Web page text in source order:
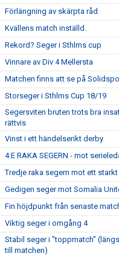
Förlängning av skärpta råd
Kvällens match inställd.
Rekord? Seger i Sthlms cup
Vinnare av Div 4 Mellersta
Matchen finns att se på
Storseger i Sthlms Cup 18/19
Segersviten bruten trots bra
rättvis
Vinst i ett händelserikt derby
4:E RAKA SEGERN - mot
Tredje raka segern mot ett
Gedigen seger mot Somalia
Fin höjdpunkt från senaste
Viktig seger i omgång 4
Stabil seger i "toppmatch"
till matchen)